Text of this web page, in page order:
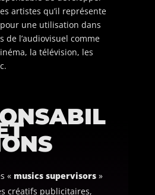
artistes qu’il représente
une utilisation dans
de l’audiovisuel comme
la télévision, les
« musics supervisors »
créatifs publicitaires,